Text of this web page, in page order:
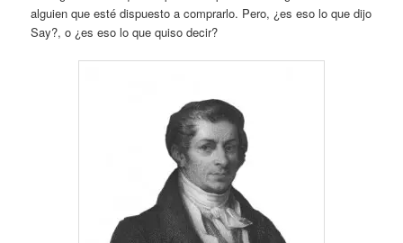
alguien que esté dispuesto a comprarlo. Pero, ¿es eso lo que dijo
Say?, o ¿es eso lo que quiso decir?